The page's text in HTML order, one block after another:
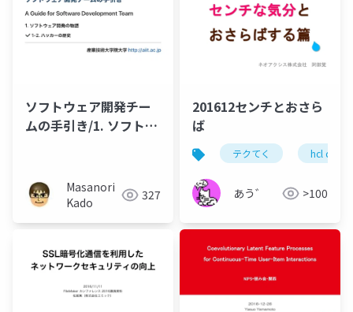
ソフトウェア開発チー
ムの手引き/1. ソフトウ
Masanori
Kado
327
201612センチとおさら
ば
テクてく hcl
あう゛ >100